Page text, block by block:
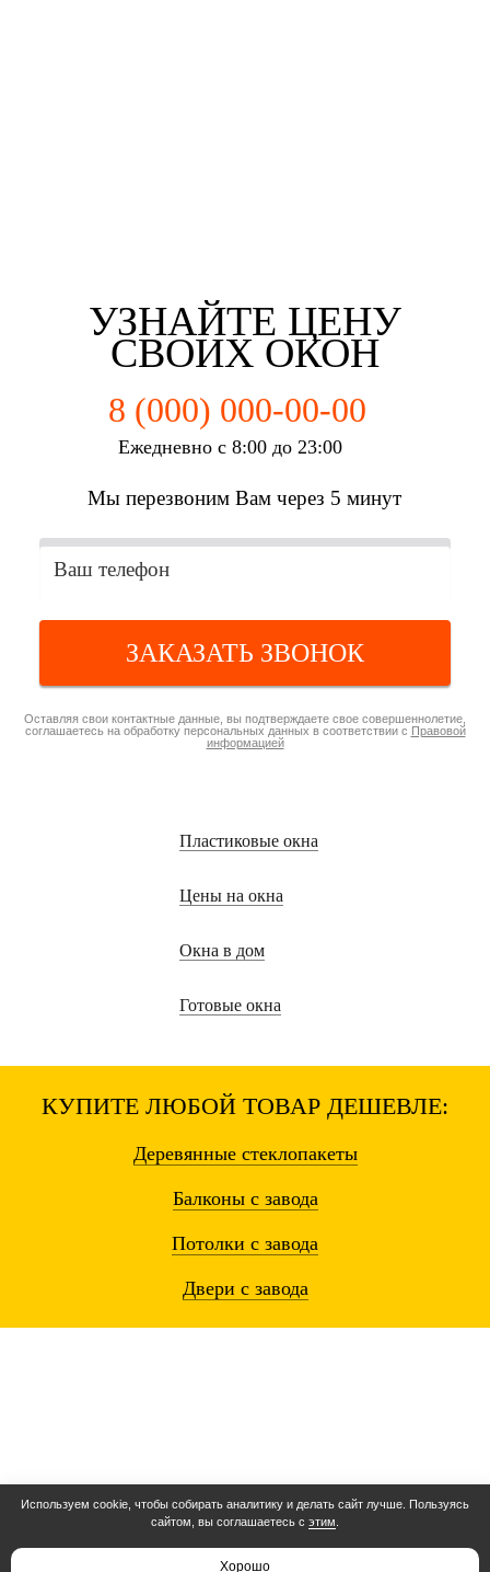
УЗНАЙТЕ ЦЕНУ
СВОИХ ОКОН
8 (000) 000-00-00
Ежедневно с 8:00 до 23:00
Мы перезвоним Вам через 5 минут
ЗАКАЗАТЬ ЗВОНОК
Оставляя свои контактные данные, вы подтверждаете свое совершеннолетие,
соглашаетесь на обработку персональных данных в соответствии с Правовой
информацией
Пластиковые окна
Цены на окна
Окна в дом
Готовые окна
КУПИТЕ ЛЮБОЙ ТОВАР ДЕШЕВЛЕ:
Деревянные стеклопакеты
Балконы с завода
Потолки с завода
Двери с завода
Остались вопросы? Звоните!
8 (000) 000-00-00
Используем cookie, чтобы собирать аналитику и делать сайт лучше. Пользуясь
сайтом, вы соглашаетесь с этим
Хорошо